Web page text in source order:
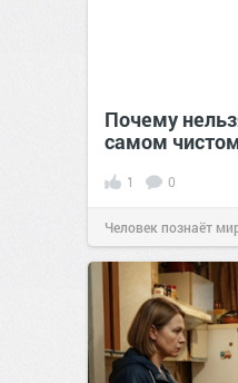
Почему
самом
1 0
Человек познаёт